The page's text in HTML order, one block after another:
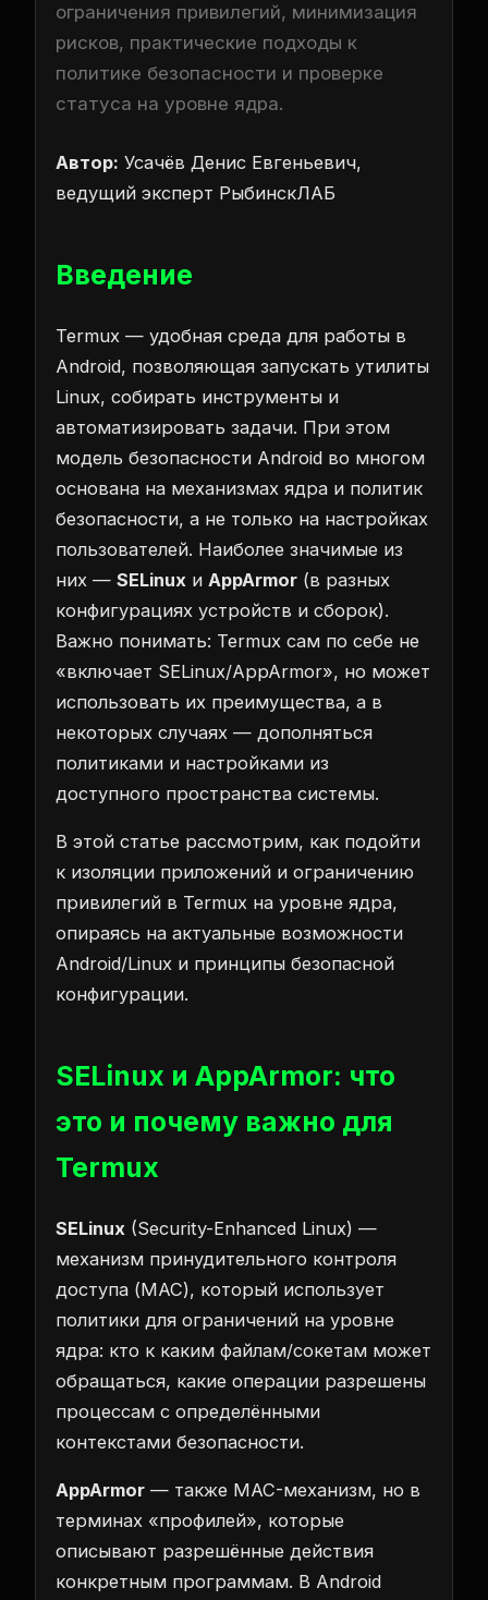
ограничения привилегий, минимизация
рисков, практические подходы к
политике безопасности и проверке
статуса на уровне ядра.
Автор: Усачёв Денис Евгеньевич,
ведущий эксперт РыбинскЛАБ
Введение
Termux — удобная среда для работы в
Android, позволяющая запускать утилиты
Linux, собирать инструменты и
автоматизировать задачи. При этом
модель безопасности Android во многом
основана на механизмах ядра и политик
безопасности, а не только на настройках
пользователей. Наиболее значимые из
них — SELinux и AppArmor (в разных
конфигурациях устройств и сборок).
Важно понимать: Termux сам по себе не
«включает SELinux/AppArmor», но может
использовать их преимущества, а в
некоторых случаях — дополняться
политиками и настройками из
доступного пространства системы.
В этой статье рассмотрим, как подойти
к изоляции приложений и ограничению
привилегий в Termux на уровне ядра,
опираясь на актуальные возможности
Android/Linux и принципы безопасной
конфигурации.
SELinux и AppArmor: что
это и почему важно для
Termux
SELinux (Security-Enhanced Linux) —
механизм принудительного контроля
доступа (MAC), который использует
политики для ограничений на уровне
ядра: кто к каким файлам/сокетам может
обращаться, какие операции разрешены
процессам с определёнными
контекстами безопасности.
AppArmor — также MAC-механизм, но в
терминах «профилей», которые
описывают разрешённые действия
конкретным программам. В Android